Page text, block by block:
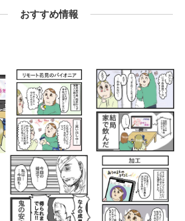
おすすめ情報